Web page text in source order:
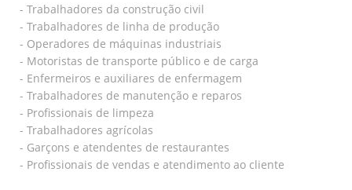
- Trabalhadores da construção civil
- Trabalhadores de linha de produção
- Operadores de máquinas industriais
- Motoristas de transporte público e de carga
- Enfermeiros e auxiliares de enfermagem
- Trabalhadores de manutenção e reparos
- Profissionais de limpeza
- Trabalhadores agrícolas
- Garçons e atendentes de restaurantes
- Profissionais de vendas e atendimento ao cliente